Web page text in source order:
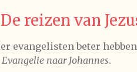
reizen van
evangelisten beter
Evangelie naar Johannes.